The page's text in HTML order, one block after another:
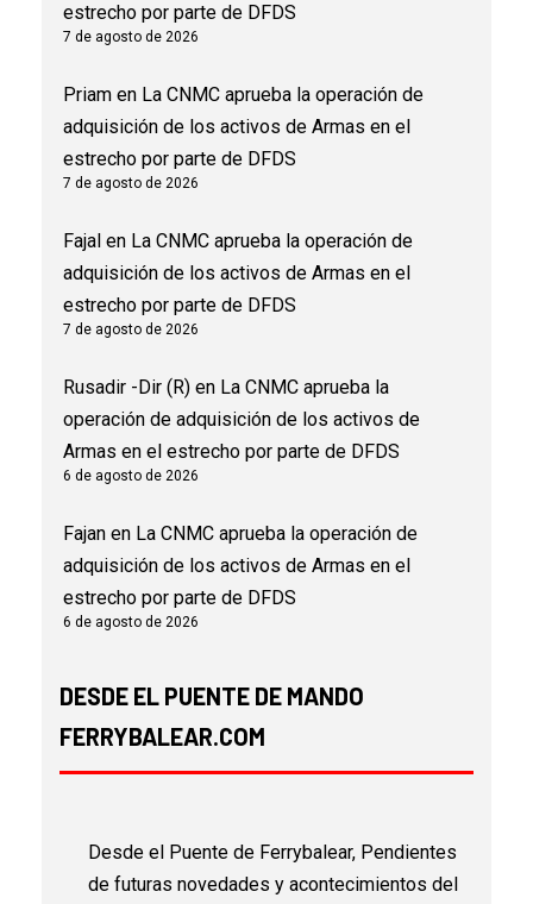
estrecho por parte de DFDS
7 de agosto de 2026
Priam en La CNMC aprueba la operación de
adquisición de los activos de Armas en el
estrecho por parte de DFDS
7 de agosto de 2026
Fajal en La CNMC aprueba la operación de
adquisición de los activos de Armas en el
estrecho por parte de DFDS
7 de agosto de 2026
Rusadir -Dir (R) en La CNMC aprueba la
operación de adquisición de los activos de
Armas en el estrecho por parte de DFDS
6 de agosto de 2026
Fajan en La CNMC aprueba la operación de
adquisición de los activos de Armas en el
estrecho por parte de DFDS
6 de agosto de 2026
DESDE EL PUENTE DE MANDO
FERRYBALEAR.COM
Desde el Puente de Ferrybalear, Pendientes
de futuras novedades y acontecimientos del